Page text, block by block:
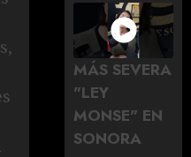
MÁS SEVERA
"LEY
MONSE" EN
SONORA